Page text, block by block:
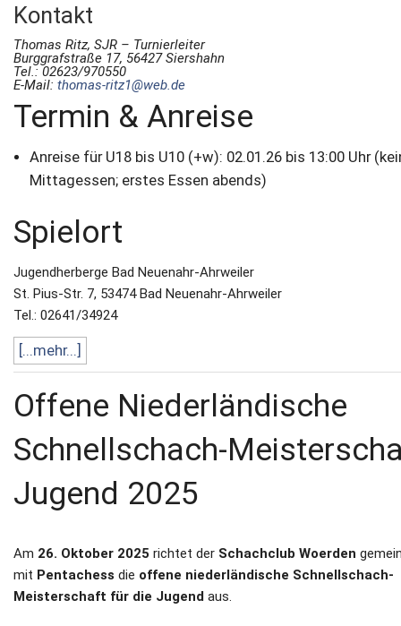
Kontakt
Thomas Ritz, SJR – Turnierleiter
Burggrafstraße 17, 56427 Siershahn
Tel.: 02623/970550
E-Mail: thomas-ritz1@web.de
Termin & Anreise
Anreise für U18 bis U10 (+w): 02.01.26 bis 13:00 Uhr
Mittagessen; erstes Essen abends)
Spielort
Jugendherberge Bad Neuenahr-Ahrweiler
St. Pius-Str. 7, 53474 Bad Neuenahr-Ahrweiler
Tel.: 02641/34924
[...mehr...]
Offene Niederländische
Schnellschach-
Jugend 2025
Am 26. Oktober 2025 richtet der Schachclub Woerden
mit Pentachess die offene niederländische Schnellschach-
Meisterschaft für die Jugend aus.